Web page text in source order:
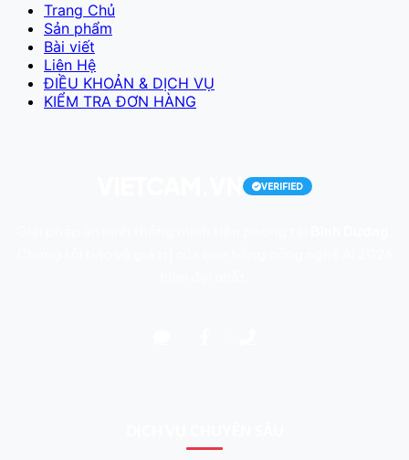
Trang Chủ
Sản phẩm
Bài viết
Liên Hệ
ĐIỀU KHOẢN & DỊCH VỤ
KIỂM TRA ĐƠN HÀNG
VERIFIED